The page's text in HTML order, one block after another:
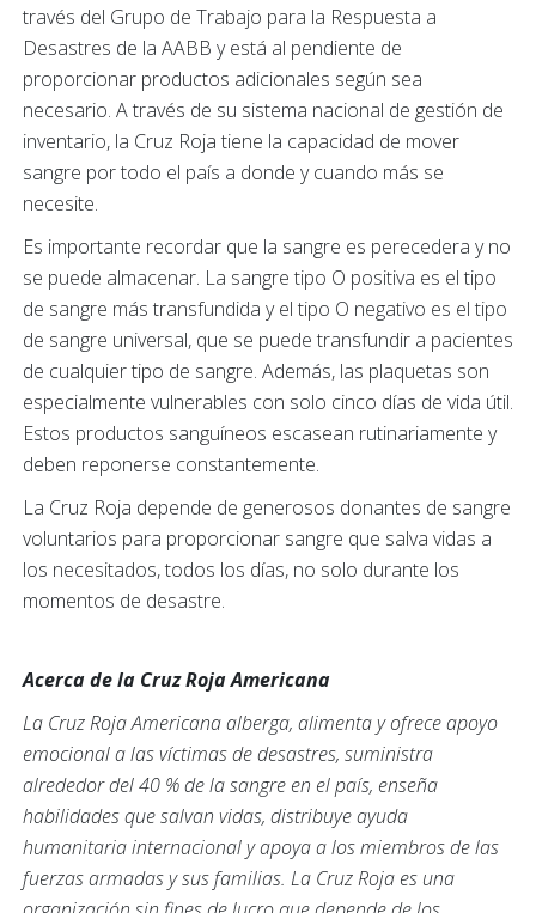
través del Grupo de Trabajo para la Respuesta a
Desastres de la AABB y está al pendiente de
proporcionar productos adicionales según sea
necesario. A través de su sistema nacional de gestión de
inventario, la Cruz Roja tiene la capacidad de mover
sangre por todo el país a donde y cuando más se
necesite.
Es importante recordar que la sangre es perecedera y no
se puede almacenar. La sangre tipo O positiva es el tipo
de sangre más transfundida y el tipo O negativo es el tipo
de sangre universal, que se puede transfundir a pacientes
de cualquier tipo de sangre. Además, las plaquetas son
especialmente vulnerables con solo cinco días de vida útil.
Estos productos sanguíneos escasean rutinariamente y
deben reponerse constantemente.
La Cruz Roja depende de generosos donantes de sangre
voluntarios para proporcionar sangre que salva vidas a
los necesitados, todos los días, no solo durante los
momentos de desastre.
Acerca de la Cruz Roja Americana
La Cruz Roja Americana alberga, alimenta y ofrece apoyo
emocional a las víctimas de desastres, suministra
alrededor del 40 % de la sangre en el país, enseña
habilidades que salvan vidas, distribuye ayuda
humanitaria internacional y apoya a los miembros de las
fuerzas armadas y sus familias. La Cruz Roja es una